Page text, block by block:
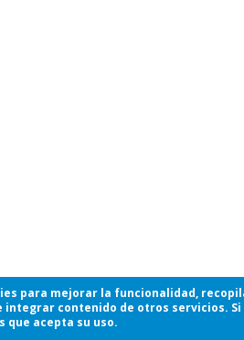
para mejorar la funcionalidad,
integrar contenido de otros servicios.
que acepta su uso.